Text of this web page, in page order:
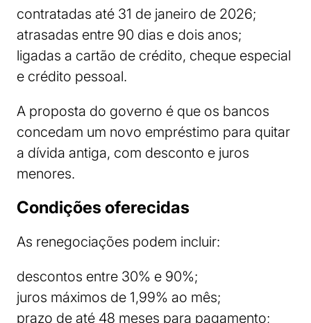
contratadas até 31 de janeiro de 2026;
atrasadas entre 90 dias e dois anos;
ligadas a cartão de crédito, cheque especial
e crédito pessoal.
A proposta do governo é que os bancos
concedam um novo empréstimo para quitar
a dívida antiga, com desconto e juros
menores.
Condições oferecidas
As renegociações podem incluir:
descontos entre 30% e 90%;
juros máximos de 1,99% ao mês;
prazo de até 48 meses para pagamento;